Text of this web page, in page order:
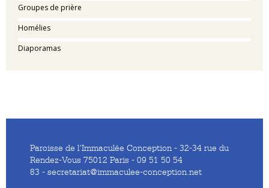
Groupes de prière
Homélies
Diaporamas
Paroisse de l'Immaculée Conception - 32-34 rue du
Rendez-Vous 75012 Paris - 09 51 50 54
83 - secretariat@immaculee-conception.net